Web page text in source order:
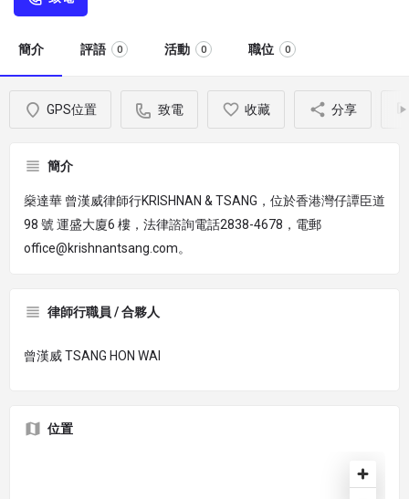
簡介 評語 0 活動 0 職位 0
GPS位置 致電 收藏 分享
簡介
燊達華 曾漢威律師行KRISHNAN & TSANG，位於香港灣仔譚臣道
98 號 運盛大廈6 樓，法律諮詢電話2838-4678，電郵
office@krishnantsang.com。
律師行職員 / 合夥人
曾漢威 TSANG HON WAI
位置